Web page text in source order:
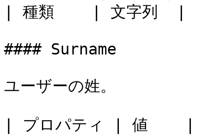
| 種類    | 文字列  |
#### Surname
ユーザーの姓。
| プロパティ | 値    |